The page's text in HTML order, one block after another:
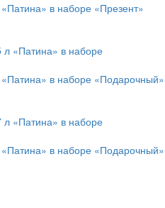
в наборе «Презент»
в наборе «Подарочный»
в наборе «Подарочный»